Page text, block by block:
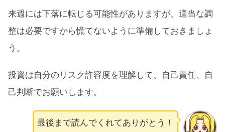
来週には下落に転じる可能性がありますが、適当な調
整は必要ですから慌てないように準備しておきましょ
う。
投資は自分のリスク許容度を理解して、自己責任、自
己判断でお願いします。
最後まで読んでくれてありがとう！